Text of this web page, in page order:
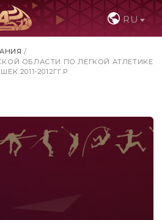
RU
/
ОБЛАСТИ ПО ЛЕГКОЙ АТЛЕТИКЕ
2011-2012ГГ.Р.